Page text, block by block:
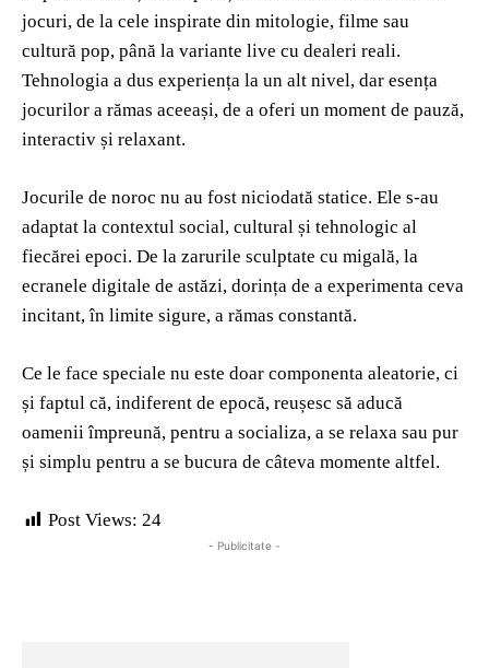
jocuri, de la cele inspirate din mitologie, filme sau
cultură pop, până la variante live cu dealeri reali.
Tehnologia a dus experiența la un alt nivel, dar esența
jocurilor a rămas aceeași, de a oferi un moment de pauză,
interactiv și relaxant.
Jocurile de noroc nu au fost niciodată statice. Ele s-au
adaptat la contextul social, cultural și tehnologic al
fiecărei epoci. De la zarurile sculptate cu migală, la
ecranele digitale de astăzi, dorința de a experimenta ceva
incitant, în limite sigure, a rămas constantă.
Ce le face speciale nu este doar componenta aleatorie, ci
și faptul că, indiferent de epocă, reușesc să aducă
oamenii împreună, pentru a socializa, a se relaxa sau pur
și simplu pentru a se bucura de câteva momente altfel.
Post Views: 24
- Publicitate -